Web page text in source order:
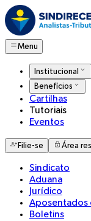
Menu
Institucional
Benefícios
Cartilhas
Tutoriais
Eventos
Filie-se Área
Sindicato
Aduana
Jurídico
Aposentados
Boletins